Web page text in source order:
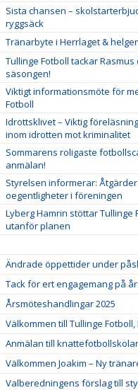
Sista chansen –
ryggsäck
Tränarbyte i Herrlaget &
Tullinge Fotboll tackar
säsongen!
Viktigt informationsmöte för
Fotboll
Idrottsklivet – Viktig
inom idrotten mot kriminalitet
Sommarens roligaste
anmälan!
Styrelsen informerar:
oegentligheter i föreningen
Lyberg Hamrin stöttar Tullinge
utanför planen
Ändrade öppettider under
Tack för ert engagemang på
Årsmöteshandlingar 2025
Välkommen till Tullinge Fotboll,
Anmälan till
Välkommen Joakim – Ny
Valberedningens förslag till